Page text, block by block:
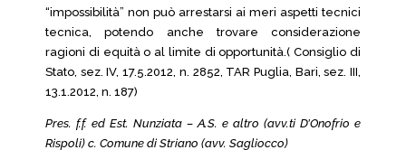
“impossibilità” non può arrestarsi ai meri aspetti tecnici
tecnica, potendo anche trovare considerazione
ragioni di equità o al limite di opportunità.( Consiglio di
Stato, sez. IV, 17.5.2012, n. 2852, TAR Puglia, Bari, sez. III,
13.1.2012, n. 187)
Pres. f.f. ed Est. Nunziata – A.S. e altro (avv.ti D’Onofrio e
Rispoli) c. Comune di Striano (avv. Sagliocco)